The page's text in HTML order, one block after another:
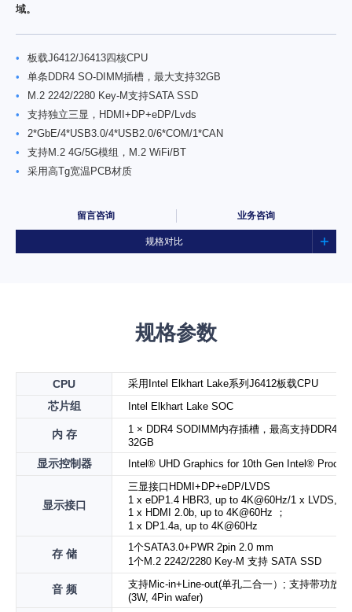
域。
•
板载J6412/J6413四核CPU
•
单条DDR4 SO-DIMM插槽，最大支持32GB
•
M.2 2242/2280 Key-M支持SATA SSD
•
支持独立三显，HDMI+DP+eDP/Lvds
•
2*GbE/4*USB3.0/4*USB2.0/6*COM/1*CAN
•
支持M.2 4G/5G模组，M.2 WiFi/BT
•
采用高Tg宽温PCB材质
留言咨询 业务咨询
规格对比
规格参数
CPU 采用Intel Elkhart Lake系列J6412板载CPU
芯片组 Intel Elkhart Lake SOC
内 存
1 × DDR4 SODIMM内存插槽，最高支持DDR4-
32GB
显示控制器 Intel® UHD Graphics for 10th Gen Intel®
显示接口
三显接口HDMI+DP+eDP/LVDS
1 x eDP1.4 HBR3, up to 4K@60Hz/1 x LVDS,up
1 x HDMI 2.0b, up to 4K@60Hz ；
1 x DP1.4a, up to 4K@60Hz
存 储
1个SATA3.0+PWR 2pin 2.0 mm
1个M.2 2242/2280 Key-M 支持 SATA SSD
音 频
支持Mic-in+Line-out(单孔二合一）; 支持带功放
(3W, 4Pin wafer)